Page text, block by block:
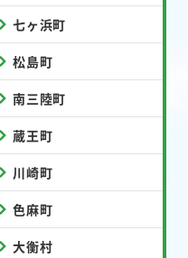
七ヶ浜町
松島町
南三陸町
蔵王町
川崎町
色麻町
大衡村